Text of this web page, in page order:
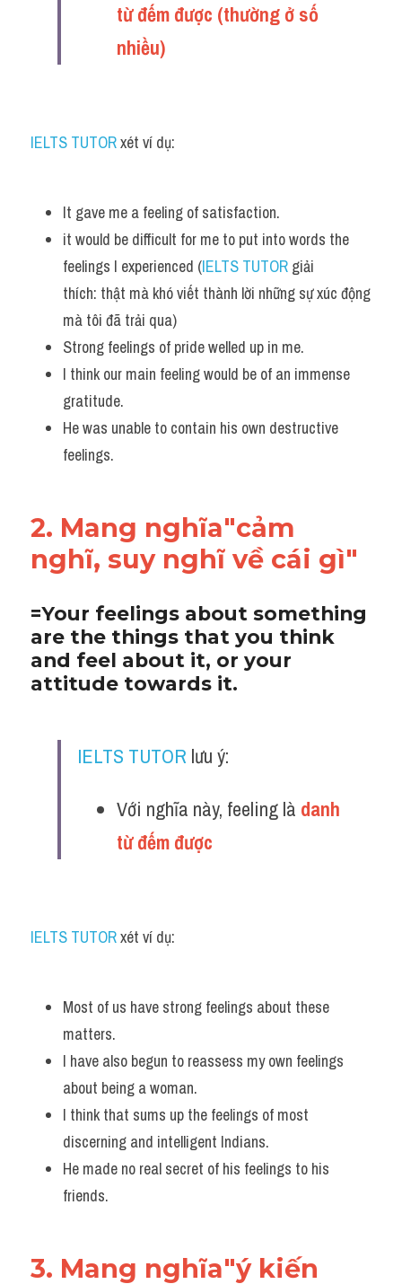
IELTS Advice
Đề thi thật Task 2
Speaking
Homepage
từ đếm được (thường ở số
nhiều)
IELTS TUTOR xét ví dụ:
It gave me a feeling of satisfaction.
it would be difficult for me to put into words the
feelings I experienced (IELTS TUTOR giải
thích: thật mà khó viết thành lời những sự xúc động
mà tôi đã trải qua)
Strong feelings of pride welled up in me.
I think our main feeling would be of an immense
gratitude.
He was unable to contain his own destructive
feelings.
2. Mang nghĩa"cảm
nghĩ, suy nghĩ về cái gì"
=Your feelings about something
are the things that you think
and feel about it, or your
attitude towards it.
IELTS TUTOR lưu ý:
Với nghĩa này, feeling là danh
từ đếm được
IELTS TUTOR xét ví dụ:
Most of us have strong feelings about these
matters.
I have also begun to reassess my own feelings
about being a woman.
I think that sums up the feelings of most
discerning and intelligent Indians.
He made no real secret of his feelings to his
friends.
3. Mang nghĩa"ý kiến